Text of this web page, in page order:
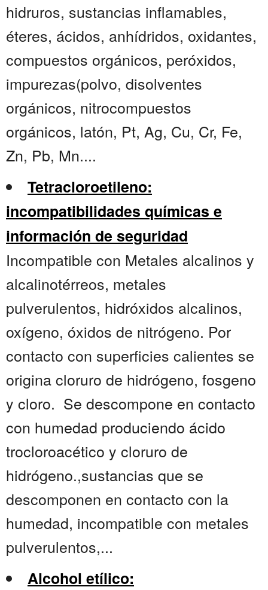
hidruros, sustancias inflamables,
éteres, ácidos, anhídridos, oxidantes,
compuestos orgánicos, peróxidos,
impurezas(polvo, disolventes
orgánicos, nitrocompuestos
orgánicos, latón, Pt, Ag, Cu, Cr, Fe,
Zn, Pb, Mn....
Tetracloroetileno:
incompatibilidades químicas e
información de seguridad
Incompatible con Metales alcalinos y
alcalinotérreos, metales
pulverulentos, hidróxidos alcalinos,
oxígeno, óxidos de nitrógeno. Por
contacto con superficies calientes se
origina cloruro de hidrógeno, fosgeno
y cloro. Se descompone en contacto
con humedad produciendo ácido
trocloroacético y cloruro de
hidrógeno.,sustancias que se
descomponen en contacto con la
humedad, incompatible con metales
pulverulentos,...
Alcohol etílico: